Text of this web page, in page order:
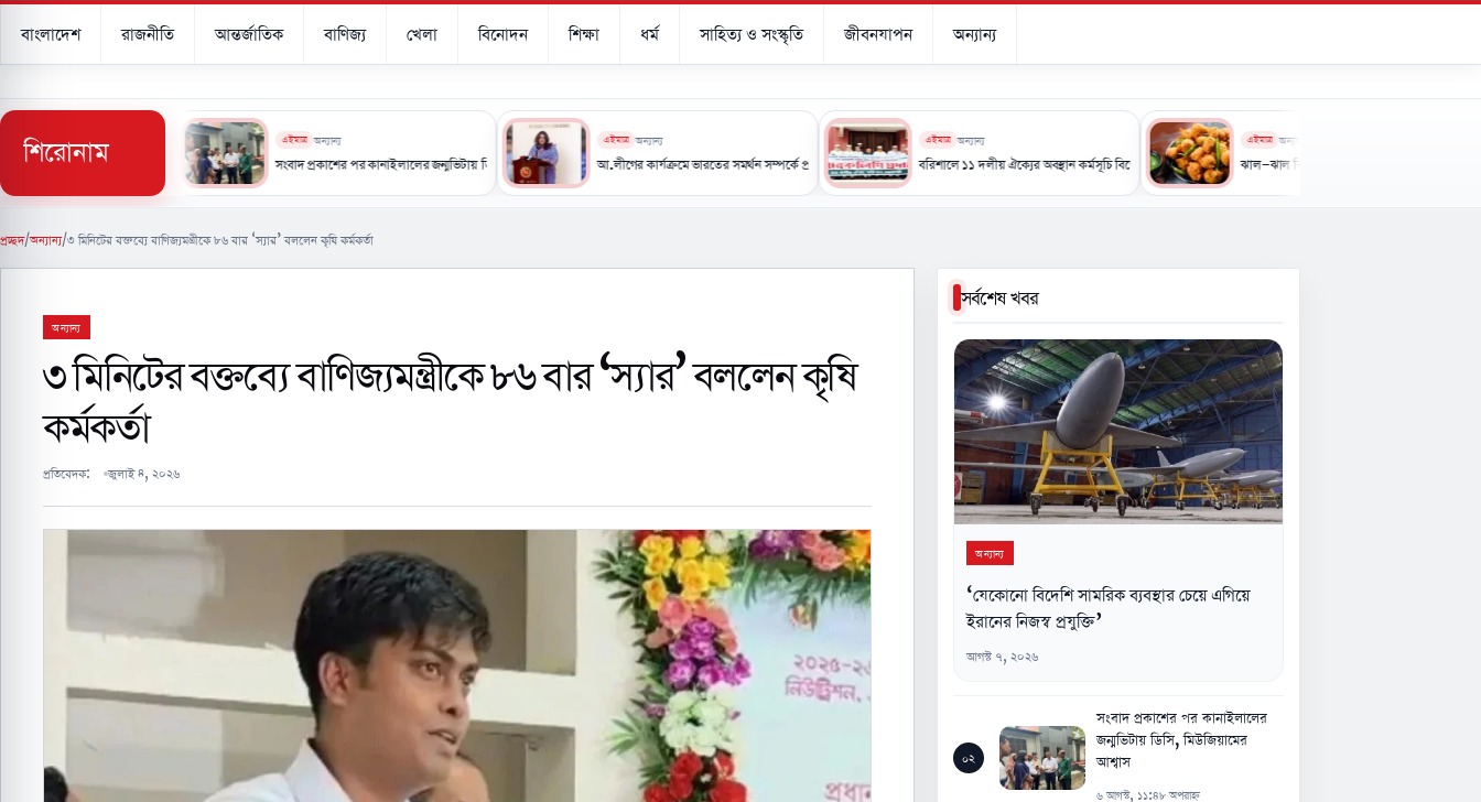
বাংলাদেশ রাজনীতি আন্তর্জাতিক বাণিজ্য খেলা বিনোদন শিক্ষা ধর্ম সাহিত্য ও সংস্কৃতি জীবনযাপন অন্যান্য
শিরোনাম
চেয়ে এগিয়ে ইরানের নিজস্ব প্রযুক্তি’
এইমাত্র অন্যান্য
সংবাদ প্রকাশের পর কানাইলালের জন্মভিটায় ডিসি, মিউজিয়ামের আশ্বাস
এইমাত্র অন্যান্য
আ.লীগের কার্যক্রমে ভারতের সমর্থন সম্পর্কে প্রভাব পড়তে পারে: পররাষ্ট্র প্রতিমন্ত্রী
এইমাত্র অন্যান্য
বরিশালে ১১ দলীয় ঐক্যের অবস্থান কর্মসূচি বিক্ষোভ ও স্মারকলিপি পেশ
এইমাত্র অন্যান্য
ঝাল-ঝাল কিছু খেতে মন চাইছে? এবার বানান স্বাস্থ্যকর মুচমুচে
প্রচ্ছদ/অন্যান্য/৩ মিনিটের বক্তব্যে বাণিজ্যমন্ত্রীকে ৮৬ বার ‘স্যার’ বললেন কৃষি কর্মকর্তা
অন্যান্য
৩ মিনিটের বক্তব্যে বাণিজ্যমন্ত্রীকে ৮৬ বার ‘স্যার’ বললেন কৃষি
কর্মকর্তা
প্রতিবেদক: জুলাই ৪, ২০২৬
সর্বশেষ খবর
অন্যান্য
‘যেকোনো বিদেশি সামরিক ব্যবস্থার চেয়ে এগিয়ে
ইরানের নিজস্ব প্রযুক্তি’
আগস্ট ৭, ২০২৬
০২
সংবাদ প্রকাশের পর কানাইলালের
জন্মভিটায় ডিসি, মিউজিয়ামের
আশ্বাস
৬ আগস্ট, ১১:৪৮ অপরাহ্ন